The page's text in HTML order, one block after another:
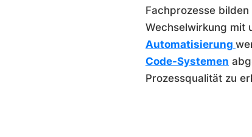
Fachprozesse
Wechselwirkung mit
Automatisierung
Code-Systemen
Prozessqualität zu